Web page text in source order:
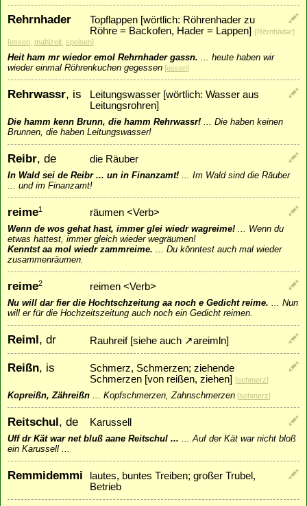
Rehrnhader
Topflappen [wörtlich: Röhrenhader zu
Röhre = Backofen, Hader = Lappen] {Rērnhādǝr}
[essen mahlzeit speisen]
Heit ham mr wiedor emol Rehrnhader gassn. ... heute haben wir
wieder einmal Röhrenkuchen gegessen [essen]
Rehrwassr, is
Leitungswasser [wörtlich: Wasser aus
Leitungsrohren]
Die hamm kenn Brunn, die hamm Rehrwassr! ... Die haben keinen
Brunnen, die haben Leitungswasser!
Reibr, de die Räuber
In Wald sei de Reibr ... un in Finanzamt! ... Im Wald sind die Räuber
... und im Finanzamt!
reime1 räumen <Verb>
Wenn de wos gehat hast, immer glei wiedr wagreime! ... Wenn du
etwas hattest, immer gleich wieder wegräumen!
Kenntst aa mol wiedr zammreime. ... Du könntest auch mal wieder
zusammenräumen.
reime2 reimen <Verb>
Nu will dar fier die Hochtschzeitung aa noch e Gedicht reime. ... Nun
will er für die Hochzeitszeitung auch noch ein Gedicht reimen.
Reiml, dr Rauhreif [siehe auch ↗areimln]
Reißn, is
Schmerz, Schmerzen; ziehende
Schmerzen [von reißen, ziehen]
[schmerz]
Kopreißn, Zähreißn ... Kopfschmerzen, Zahnschmerzen [schmerz]
Reitschul, de Karussell
Uff dr Kät war net bluß aane Reitschul ... ...Auf der Kät war nicht bloß
ein Karussell ...
Remmidemmi
lautes, buntes Treiben; großer Trubel,
Betrieb